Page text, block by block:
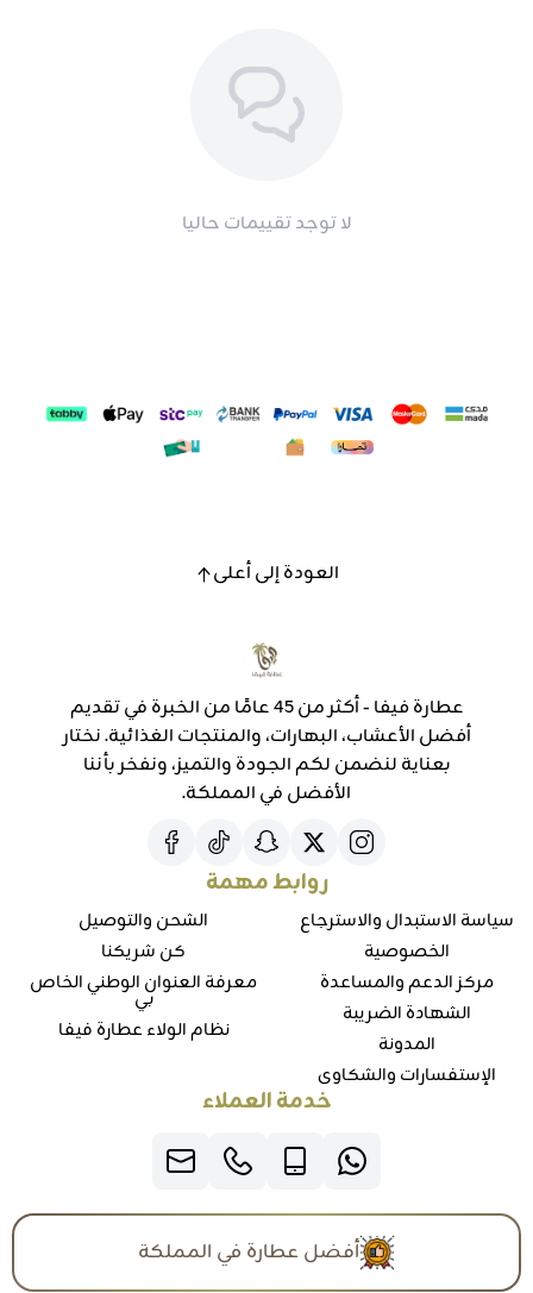
لا توجد تقييمات حاليا
العودة إلى أعلى
عطارة فيفا - أكثر من 45 عامًا من الخبرة في تقديم
أفضل الأعشاب، البهارات، والمنتجات الغذائية. نختار
بعناية لنضمن لكم الجودة والتميز، ونفخر بأننا
الأفضل في المملكة.
روابط مهمة
سياسة الاستبدال والاسترجاع
الخصوصية
مركز الدعم والمساعدة
الشهادة الضريبة
المدونة
الإستفسارات والشكاوي
الشحن والتوصيل
كن شريكنا
معرفة العنوان الوطني الخاص
بي
نظام الولاء عطارة فيفا
خدمة العملاء
أفضل عطارة في المملكة